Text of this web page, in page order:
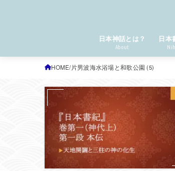
日本神話とは？
About
日本
HOME 片男波海水浴場と和歌公園 (5)